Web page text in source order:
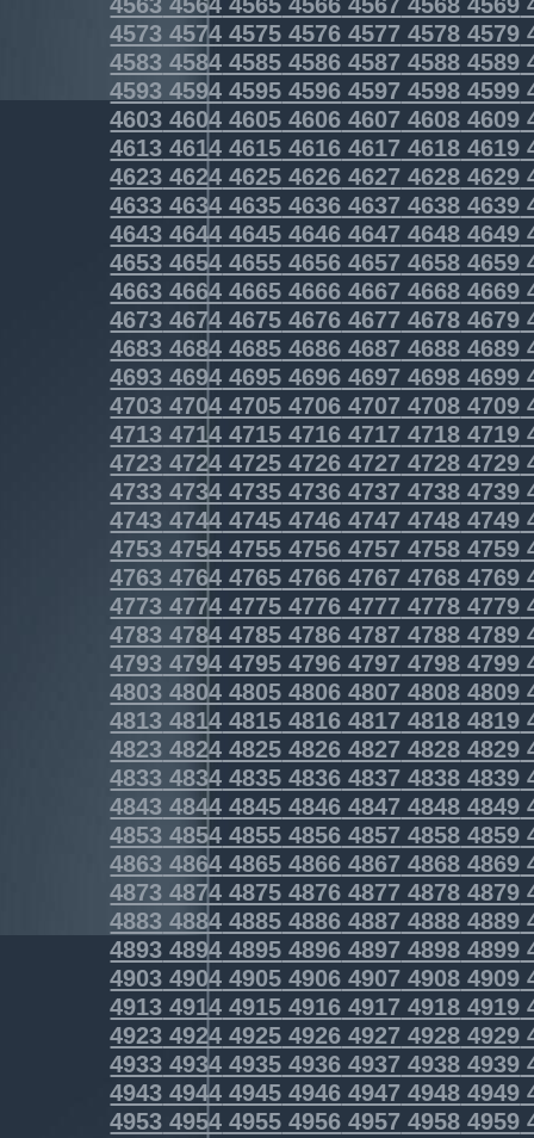
4573 4574 4575 4576 4577 4578 4579
4583 4584 4585 4586 4587 4588 4589
4593 4594 4595 4596 4597 4598 4599
4603 4604 4605 4606 4607 4608 4609
4613 4614 4615 4616 4617 4618 4619
4623 4624 4625 4626 4627 4628 4629
4633 4634 4635 4636 4637 4638 4639
4643 4644 4645 4646 4647 4648 4649
4653 4654 4655 4656 4657 4658 4659
4663 4664 4665 4666 4667 4668 4669
4673 4674 4675 4676 4677 4678 4679
4683 4684 4685 4686 4687 4688 4689
4693 4694 4695 4696 4697 4698 4699
4703 4704 4705 4706 4707 4708 4709
4713 4714 4715 4716 4717 4718 4719
4723 4724 4725 4726 4727 4728 4729
4733 4734 4735 4736 4737 4738 4739
4743 4744 4745 4746 4747 4748 4749
4753 4754 4755 4756 4757 4758 4759
4763 4764 4765 4766 4767 4768 4769
4773 4774 4775 4776 4777 4778 4779
4783 4784 4785 4786 4787 4788 4789
4793 4794 4795 4796 4797 4798 4799
4803 4804 4805 4806 4807 4808 4809
4813 4814 4815 4816 4817 4818 4819
4823 4824 4825 4826 4827 4828 4829
4833 4834 4835 4836 4837 4838 4839
4843 4844 4845 4846 4847 4848 4849
4853 4854 4855 4856 4857 4858 4859
4863 4864 4865 4866 4867 4868 4869
4873 4874 4875 4876 4877 4878 4879
4883 4884 4885 4886 4887 4888 4889
4893 4894 4895 4896 4897 4898 4899
4903 4904 4905 4906 4907 4908 4909
4913 4914 4915 4916 4917 4918 4919
4923 4924 4925 4926 4927 4928 4929
4933 4934 4935 4936 4937 4938 4939
4943 4944 4945 4946 4947 4948 4949
4953 4954 4955 4956 4957 4958 4959